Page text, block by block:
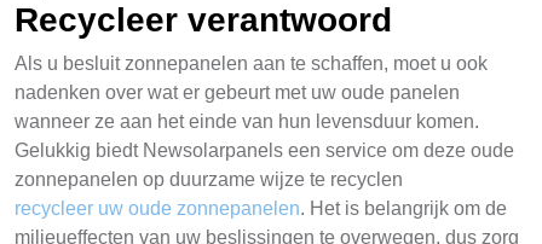
Recycleer verantwoord
Als u besluit zonnepanelen aan te schaffen, moet u ook
nadenken over wat er gebeurt met uw oude panelen
wanneer ze aan het einde van hun levensduur komen.
Gelukkig biedt Newsolarpanels een service om deze oude
zonnepanelen op duurzame wijze te recyclen
recycleer uw oude zonnepanelen. Het is belangrijk om de
milieueffecten van uw beslissingen te overwegen, dus zorg